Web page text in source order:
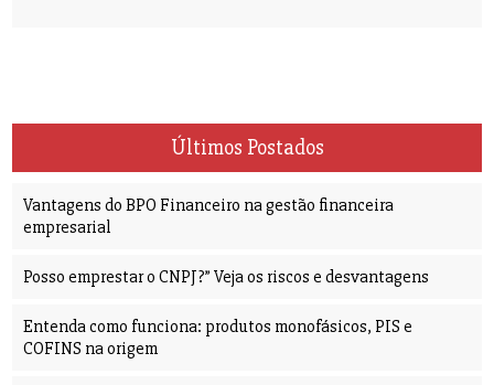
Últimos Postados
Vantagens do BPO Financeiro na gestão financeira
empresarial
Posso emprestar o CNPJ?” Veja os riscos e desvantagens
Entenda como funciona: produtos monofásicos, PIS e
COFINS na origem